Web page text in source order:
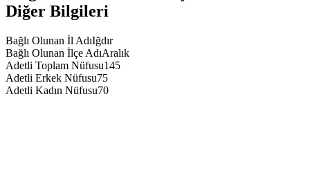
Diğer Bilgileri
Bağlı Olunan İl AdıIğdır
Bağlı Olunan İlçe AdıAralık
Adetli Toplam Nüfusu145
Adetli Erkek Nüfusu75
Adetli Kadın Nüfusu70